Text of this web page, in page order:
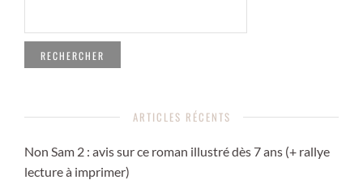
ARTICLES RÉCENTS
Non Sam 2 : avis sur ce roman illustré dès 7 ans (+ rallye
lecture à imprimer)